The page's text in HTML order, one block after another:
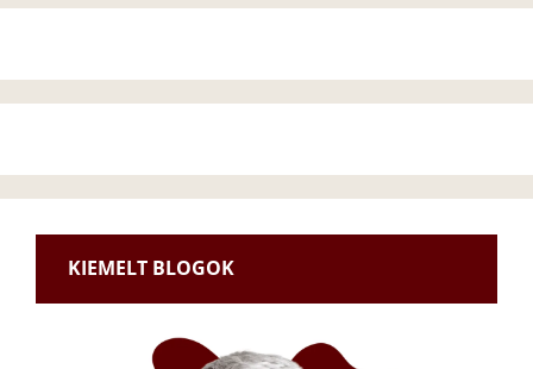
KIEMELT BLOGOK